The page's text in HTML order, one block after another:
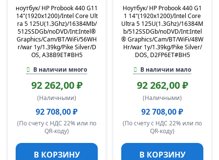
ноутбук/ HP Probook 440 G11
14"(1920x1200)/Intel Core Ult
ra 5 125U(1.3Ghz)/16384Mb/
512SSDGb/noDVD/Int:Intel®
Graphics/Cam/BT/WiFi/56WH
r/war 1y/1.39kg/Pike Silver/D
OS, A38B9ET#BH5
В наличии много
92 262,00 ₽
(Наличными)
92 708,00 ₽
(По счету с НДС 22% или по
QR-коду)
В КОРЗИНУ
Ноутбук/ HP Probook 440 G1
1 14"(1920x1200)/Intel Core
Ultra 5 125U(1.3Ghz)/16384M
b/512SSDGb/noDVD/Int:Intel
® Graphics/Cam/BT/WiFi/48W
Hr/war 1y/1.39kg/Pike Silver/
DOS, D2FP6ET#BH5
В наличии мало
92 262,00 ₽
(Наличными)
92 708,00 ₽
(По счету с НДС 22% или по
QR-коду)
В КОРЗИНУ